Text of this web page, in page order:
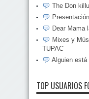
The Don
Presentación
Dear Mama
Mixes y
TUPAC
Alguien
TOP USUARIOS